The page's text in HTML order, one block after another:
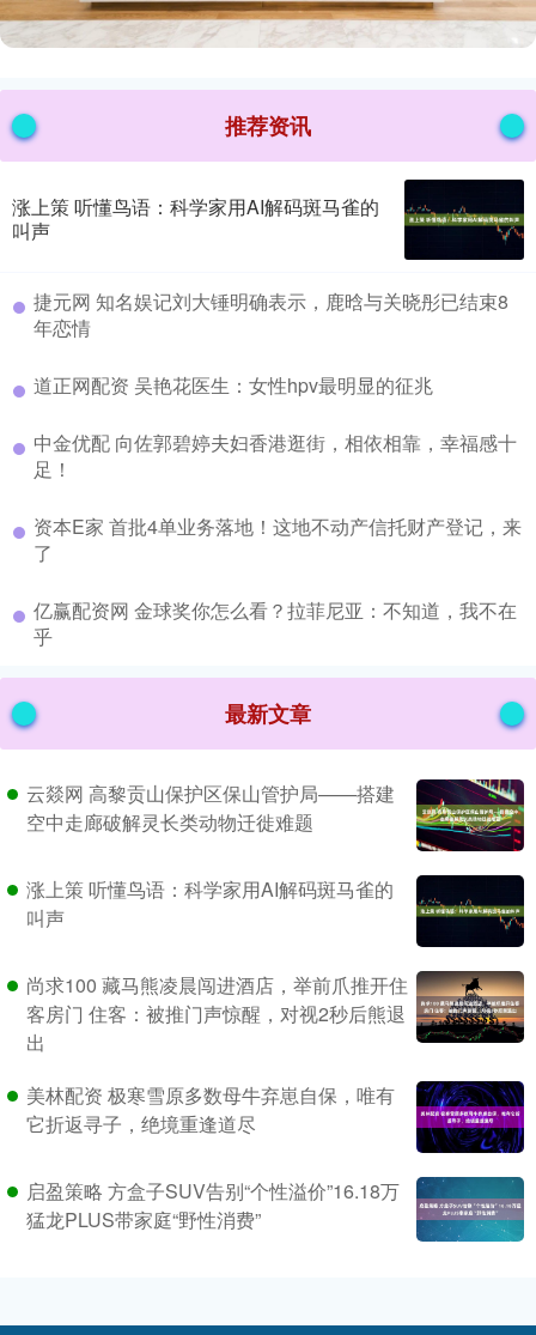
推荐资讯
涨上策 听懂鸟语：科学家用AI解码斑马雀的
叫声
​捷元网 知名娱记刘大锤明确表示，鹿晗与关晓彤已结束8
年恋情
​道正网配资 吴艳花医生：女性hpv最明显的征兆
​中金优配 向佐郭碧婷夫妇香港逛街，相依相靠，幸福感十
足！
​资本E家 首批4单业务落地！这地不动产信托财产登记，来
了
​亿赢配资网 金球奖你怎么看？拉菲尼亚：不知道，我不在
乎
最新文章
云燚网 高黎贡山保护区保山管护局——搭建
空中走廊破解灵长类动物迁徙难题
涨上策 听懂鸟语：科学家用AI解码斑马雀的
叫声
尚求100 藏马熊凌晨闯进酒店，举前爪推开住
客房门 住客：被推门声惊醒，对视2秒后熊退
出
美林配资 极寒雪原多数母牛弃崽自保，唯有
它折返寻子，绝境重逢道尽
启盈策略 方盒子SUV告别“个性溢价”16.18万
猛龙PLUS带家庭“野性消费”